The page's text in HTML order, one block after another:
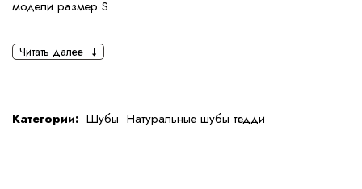
модели размер S
Читать далее
Категории: Шубы Натуральные шубы тедди